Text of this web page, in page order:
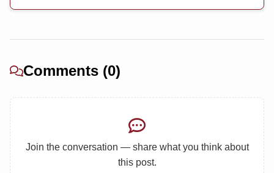
Comments (0)
Join the conversation — share what you think about
this post.